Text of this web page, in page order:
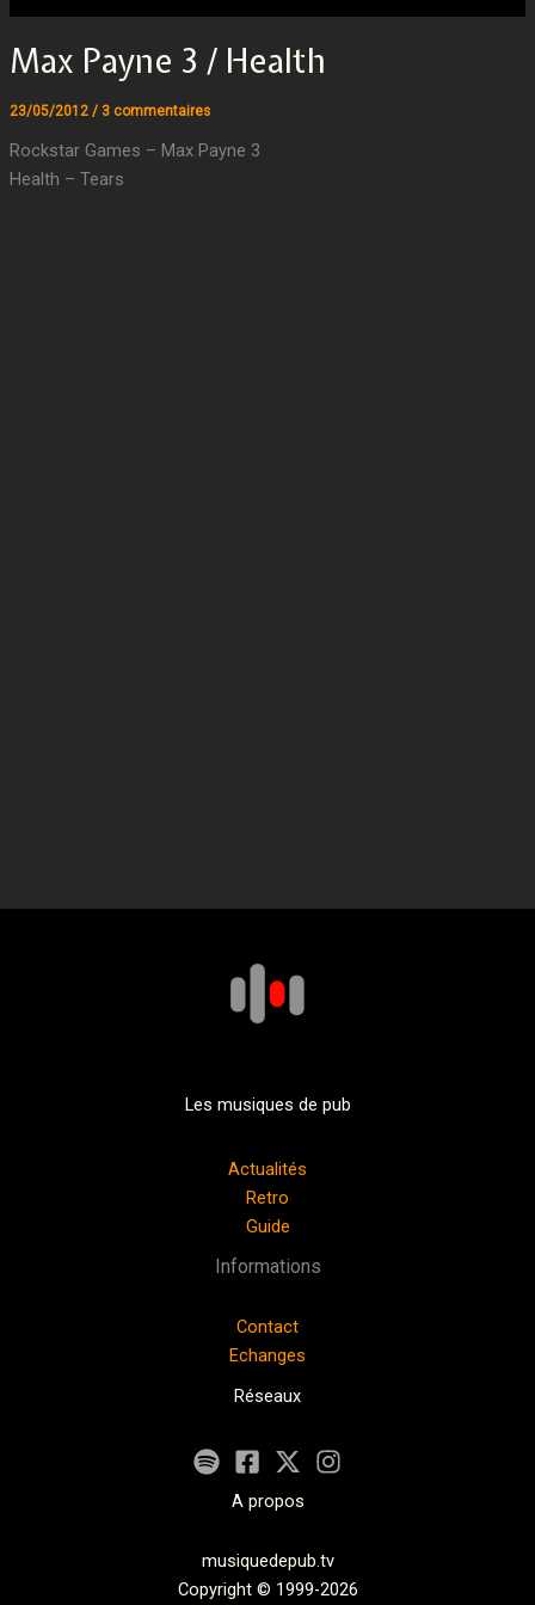
Max Payne 3 / Health
23/05/2012 / 3 commentaires
Rockstar Games – Max Payne 3
Health – Tears
Les musiques de pub
Actualités
Retro
Guide
Informations
Contact
Echanges
Réseaux
A propos
musiquedepub.tv
Copyright © 1999-2026